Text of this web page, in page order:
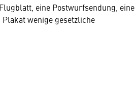
eine Postwurfsendung, eine
wenige gesetzliche